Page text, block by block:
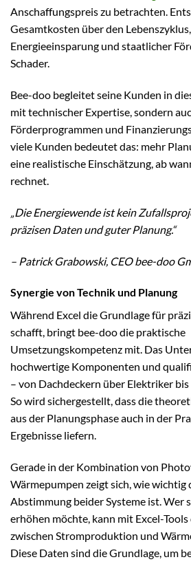
Anschaffungspreis zu betrachten.
Gesamtkosten über den
Energieeinsparung und staatlicher
Schader.
Bee-doo begleitet seine Kunden in
mit technischer Expertise, sondern
Förderprogrammen und
viele Kunden bedeutet das: mehr
eine realistische Einschätzung, ab
rechnet.
„Die Energiewende ist kein
präzisen Daten und guter Planung.“
– Patrick Grabowski, CEO bee-doo
Synergie von Technik und Planung
Während Excel die Grundlage für
schafft, bringt bee-doo die praktische
Umsetzungskompetenz mit. Das
hochwertige Komponenten und
– von Dachdeckern über Elektriker
So wird sichergestellt, dass die
aus der Planungsphase auch in der
Ergebnisse liefern.
Gerade in der Kombination von
Wärmepumpen zeigt sich, wie wichtig
Abstimmung beider Systeme ist. Wer
erhöhen möchte, kann mit Excel-
zwischen Stromproduktion und
Diese Daten sind die Grundlage, um